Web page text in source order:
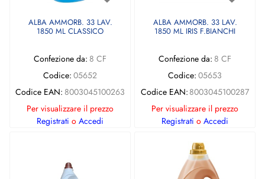
ALBA AMMORB. 33 LAV.
1850 ML CLASSICO
Confezione da: 8 CF
Codice: 05652
Codice EAN: 8003045100263
Per visualizzare il prezzo
Registrati o Accedi
ALBA AMMORB. 33 LAV.
1850 ML IRIS F.BIANCHI
Confezione da: 8 CF
Codice: 05653
Codice EAN: 8003045100287
Per visualizzare il prezzo
Registrati o Accedi